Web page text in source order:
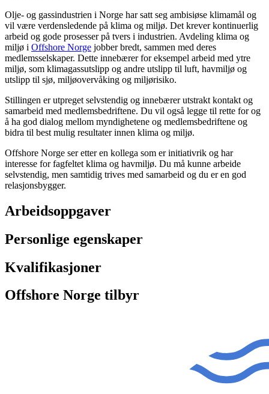
Olje- og gassindustrien i Norge har satt seg ambisiøse klimamål og
vil være verdensledende på klima og miljø. Det krever kontinuerlig
arbeid og gode prosesser på tvers i industrien. Avdeling klima og
miljø i Offshore Norge jobber bredt, sammen med deres
medlemsselskaper. Dette innebærer for eksempel arbeid med ytre
miljø, som klimagassutslipp og andre utslipp til luft, havmiljø og
utslipp til sjø, miljøovervåking og miljørisiko.
Stillingen er utpreget selvstendig og innebærer utstrakt kontakt og
samarbeid med medlemsbedriftene. Du vil også legge til rette for og
å ha god dialog mellom myndighetene og medlemsbedriftene og
bidra til best mulig resultater innen klima og miljø.
Offshore Norge ser etter en kollega som er initiativrik og har
interesse for fagfeltet klima og havmiljø. Du må kunne arbeide
selvstendig, men samtidig trives med samarbeid og du er en god
relasjonsbygger.
Arbeidsoppgaver
Personlige egenskaper
Kvalifikasjoner
Offshore Norge tilbyr